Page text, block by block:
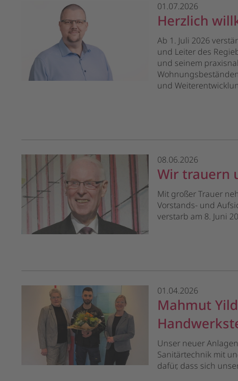
01.07.2026
Herzlich
Ab 1. Juli 2026
und Leiter des
und seinem
und
08.06.2026
Wir trauern
Mit großer Trauer
Vorstands- und
verstarb am 8. Juni
01.04.2026
Mahmut
Unser neuer
Sanitärtechnik mit
dafür, dass sich